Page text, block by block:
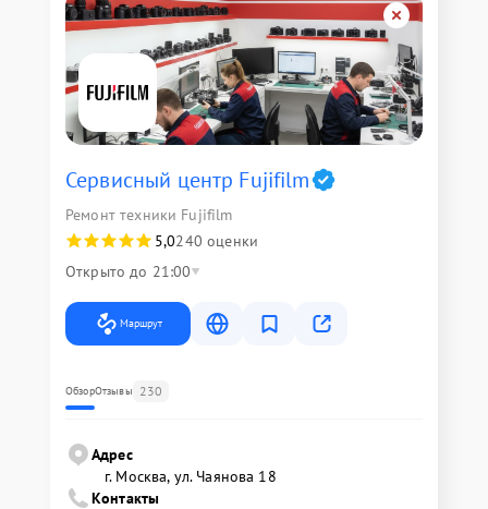
Сервисный центр Fujifilm
Ремонт техники Fujifilm
5,0240 оценки
Открыто до 21:00
Маршрут
ОбзорОтзывы 230
Адрес
г. Москва, ул. Чаянова 18
Контакты